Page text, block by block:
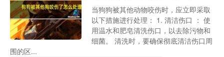
当狗狗被其他动物咬伤时，应立即采取
以下措施进行处理： 1. 清洁伤口 ： 使
用温水和肥皂清洗伤口，以去除污物和
细菌。 清洗时，要确保彻底清洁伤口周
围的区...